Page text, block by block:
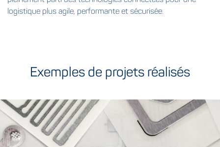
logistique plus agile, performante et sécurisée.
Exemples de projets réalisés